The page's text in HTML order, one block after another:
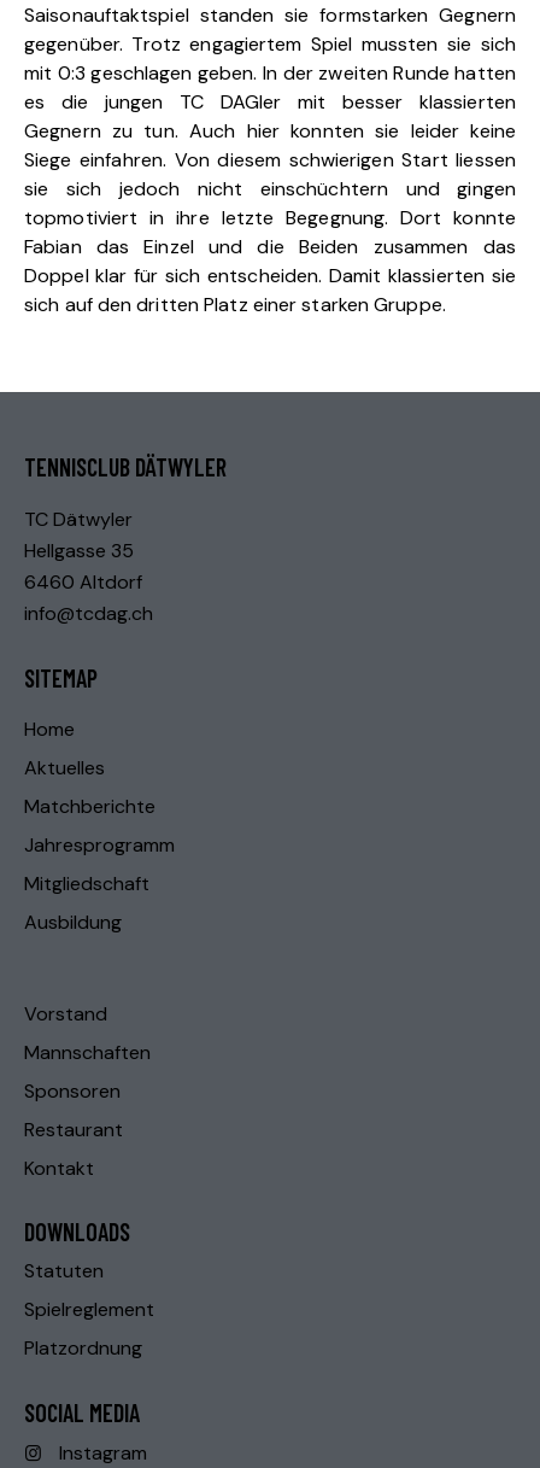
Saisonauftaktspiel standen sie formstarken Gegnern
gegenüber. Trotz engagiertem Spiel mussten sie sich
mit 0:3 geschlagen geben. In der zweiten Runde hatten
es die jungen TC DAGler mit besser klassierten
Gegnern zu tun. Auch hier konnten sie leider keine
Siege einfahren. Von diesem schwierigen Start liessen
sie sich jedoch nicht einschüchtern und gingen
topmotiviert in ihre letzte Begegnung. Dort konnte
Fabian das Einzel und die Beiden zusammen das
Doppel klar für sich entscheiden. Damit klassierten sie
sich auf den dritten Platz einer starken Gruppe.
TENNISCLUB DÄTWYLER
TC Dätwyler
Hellgasse 35
6460 Altdorf
info@tcdag.ch
SITEMAP
Home
Aktuelles
Matchberichte
Jahresprogramm
Mitgliedschaft
Ausbildung
Vorstand
Mannschaften
Sponsoren
Restaurant
Kontakt
DOWNLOADS
Statuten
Spielreglement
Platzordnung
SOCIAL MEDIA
Instagram